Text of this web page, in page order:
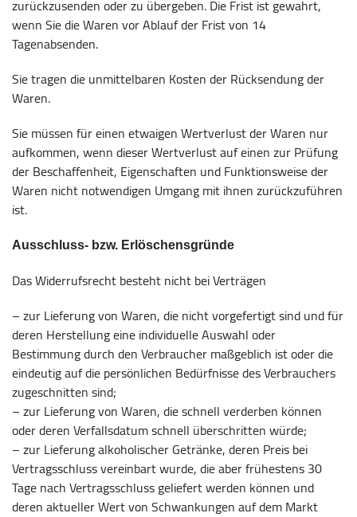
zurückzusenden oder zu übergeben. Die Frist ist gewahrt,
wenn Sie die Waren vor Ablauf der Frist von 14
Tagenabsenden.
Sie tragen die unmittelbaren Kosten der Rücksendung der
Waren.
Sie müssen für einen etwaigen Wertverlust der Waren nur
aufkommen, wenn dieser Wertverlust auf einen zur Prüfung
der Beschaffenheit, Eigenschaften und Funktionsweise der
Waren nicht notwendigen Umgang mit ihnen zurückzuführen
ist.
Ausschluss- bzw. Erlöschensgründe
Das Widerrufsrecht besteht nicht bei Verträgen
– zur Lieferung von Waren, die nicht vorgefertigt sind und für
deren Herstellung eine individuelle Auswahl oder
Bestimmung durch den Verbraucher maßgeblich ist oder die
eindeutig auf die persönlichen Bedürfnisse des Verbrauchers
zugeschnitten sind;
– zur Lieferung von Waren, die schnell verderben können
oder deren Verfallsdatum schnell überschritten würde;
– zur Lieferung alkoholischer Getränke, deren Preis bei
Vertragsschluss vereinbart wurde, die aber frühestens 30
Tage nach Vertragsschluss geliefert werden können und
deren aktueller Wert von Schwankungen auf dem Markt